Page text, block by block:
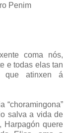
Penim
coma nós,
e todas elas tan
que atinxen á
“choramingona”
salva a vida de
Harpagón quere